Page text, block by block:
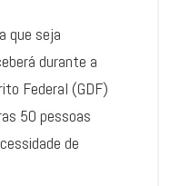
que seja
durante a
Federal (GDF)
50 pessoas
de